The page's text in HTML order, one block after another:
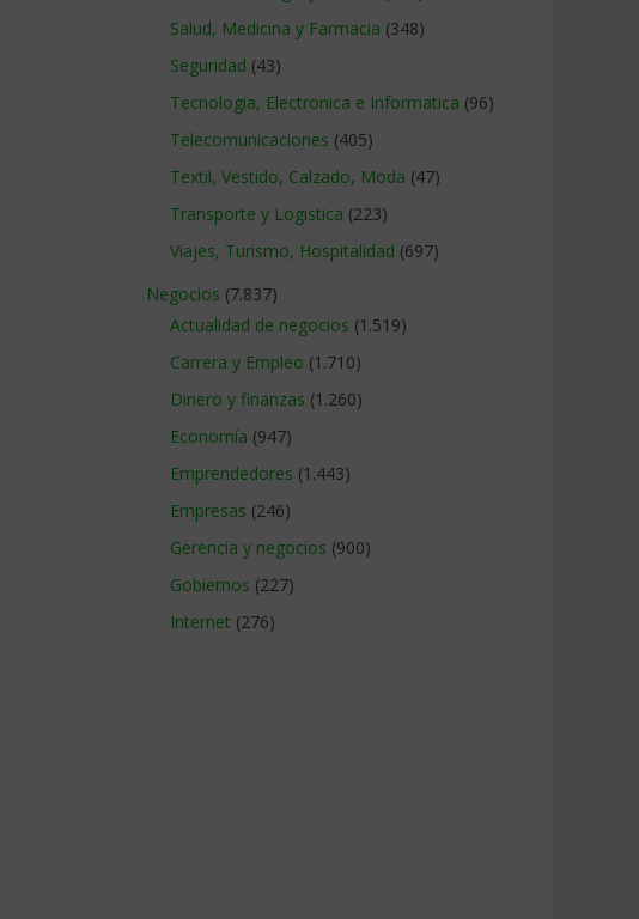
Salud, Medicina y Farmacia (348)
Seguridad (43)
Tecnologia, Electronica e Informatica (96)
Telecomunicaciones (405)
Textil, Vestido, Calzado, Moda (47)
Transporte y Logistica (223)
Viajes, Turismo, Hospitalidad (697)
Negocios (7.837)
Actualidad de negocios (1.519)
Carrera y Empleo (1.710)
Dinero y finanzas (1.260)
Economía (947)
Emprendedores (1.443)
Empresas (246)
Gerencia y negocios (900)
Gobiernos (227)
Internet (276)